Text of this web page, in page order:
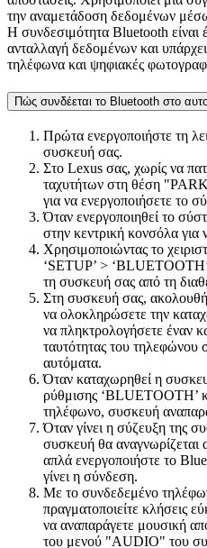
την αναμετάδοση δεδομένων
Η συνδεσιμότητα Bluetooth είναι
ανταλλαγή δεδομένων και
τηλέφωνα και ψηφιακές
Πώς συνδέεται το Bluetooth στο
Πρώτα ενεργοποιήστε τη
συσκευή σας.
Στο Lexus σας, χωρίς να
ταχυτήτων στη θέση
για να ενεργοποιήσετε το
Όταν ενεργοποιηθεί το
στην κεντρική κονσόλα για
Χρησιμοποιώντας το
‘SETUP’ >
τη συσκευή σας από τη
Στη συσκευή σας,
να ολοκληρώσετε την
να πληκτρολογήσετε έναν
ταυτότητας του τηλεφώνου
αυτόματα.
Όταν καταχωρηθεί η
ρύθμισης ‘BLUETOOTH’
τηλέφωνο, συσκευή
Όταν γίνει η σύζευξη της
συσκευή θα αναγνωρίζεται
απλά ενεργοποιήστε το
γίνει η σύνδεση.
Με το συνδεδεμένο
πραγματοποιείτε κλήσεις
να αναπαράγετε μουσική
του μενού "AUDIO" του